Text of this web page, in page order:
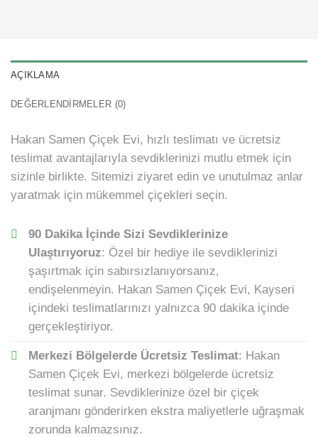
AÇIKLAMA
DEĞERLENDIRMELER (0)
Hakan Samen Çiçek Evi, hızlı teslimatı ve ücretsiz
teslimat avantajlarıyla sevdiklerinizi mutlu etmek için
sizinle birlikte. Sitemizi ziyaret edin ve unutulmaz anlar
yaratmak için mükemmel çiçekleri seçin.
90 Dakika İçinde Sizi Sevdiklerinize
Ulaştırıyoruz: Özel bir hediye ile sevdiklerinizi
şaşırtmak için sabırsızlanıyorsanız,
endişelenmeyin. Hakan Samen Çiçek Evi, Kayseri
içindeki teslimatlarınızı yalnızca 90 dakika içinde
gerçekleştiriyor.
Merkezi Bölgelerde Ücretsiz Teslimat: Hakan
Samen Çiçek Evi, merkezi bölgelerde ücretsiz
teslimat sunar. Sevdiklerinize özel bir çiçek
aranjmanı gönderirken ekstra maliyetlerle uğraşmak
zorunda kalmazsınız.